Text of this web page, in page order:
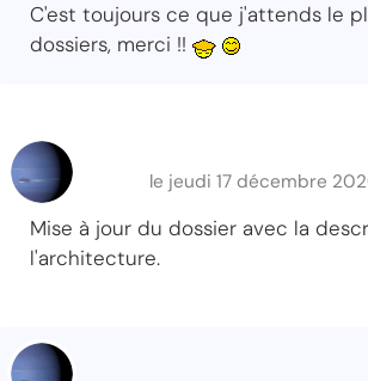
C'est toujours ce que j'attends le
dossiers, merci !!
le jeudi 17 décembre
Mise à jour du dossier avec la
l'architecture.